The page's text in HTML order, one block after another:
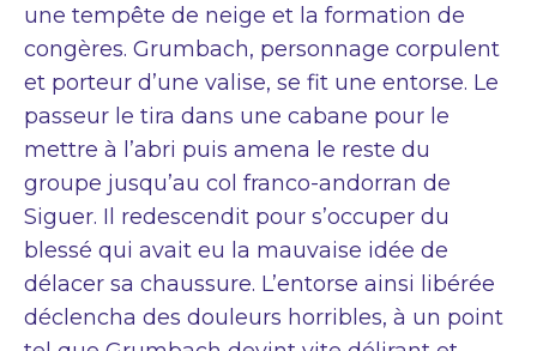
une tempête de neige et la formation de
congères. Grumbach, personnage corpulent
et porteur d’une valise, se fit une entorse. Le
passeur le tira dans une cabane pour le
mettre à l’abri puis amena le reste du
groupe jusqu’au col franco-andorran de
Siguer. Il redescendit pour s’occuper du
blessé qui avait eu la mauvaise idée de
délacer sa chaussure. L’entorse ainsi libérée
déclencha des douleurs horribles, à un point